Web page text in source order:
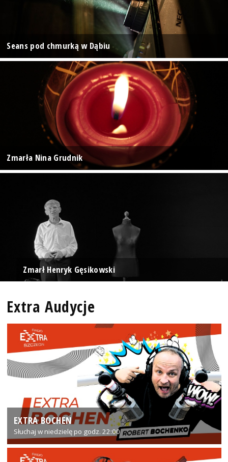
Seans pod chmurką w Dąbiu
Zmarła Nina Grudnik
Zmarł Henryk Gęsikowski
Extra Audycje
EXTRA BOCHEN
Słuchaj w niedzielę po godz. 22:00